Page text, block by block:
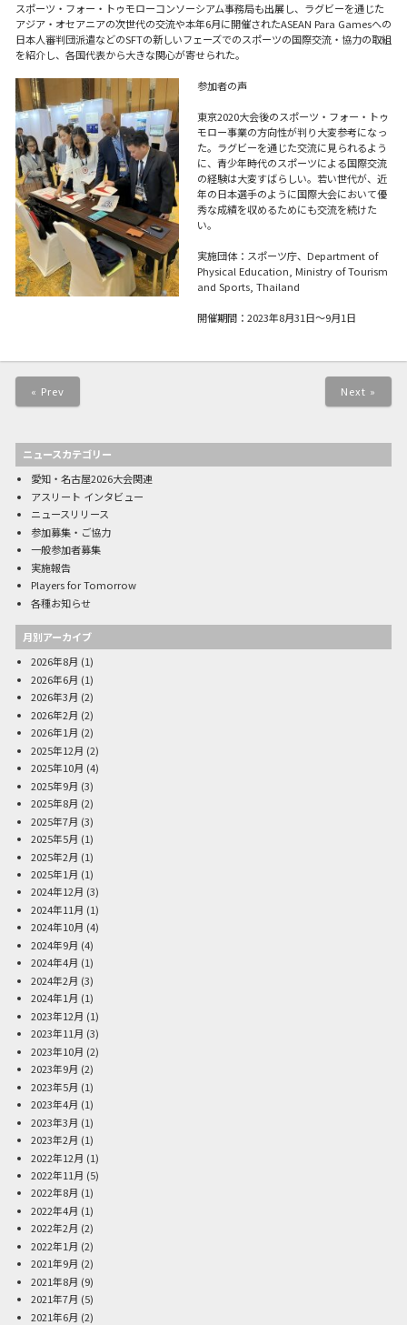
スポーツ・フォー・トゥモローコンソーシアム事務局も出展し、ラグビーを通じた
アジア・オセアニアの次世代の交流や本年6月に開催されたASEAN Para Gamesへの
日本人審判団派遣などのSFTの新しいフェーズでのスポーツの国際交流・協力の取組
を紹介し、各国代表から大きな関心が寄せられた。
参加者の声
東京2020大会後のスポーツ・フォー・トゥ
モロー事業の方向性が判り大変参考になっ
た。ラグビーを通じた交流に見られるよう
に、青少年時代のスポーツによる国際交流
の経験は大変すばらしい。若い世代が、近
年の日本選手のように国際大会において優
秀な成績を収めるためにも交流を続けた
い。
実施団体：スポーツ庁、Department of
Physical Education, Ministry of Tourism
and Sports, Thailand
開催期間：2023年8月31日～9月1日
« Prev Next »
ニュースカテゴリー
愛知・名古屋2026大会関連
アスリート インタビュー
ニュースリリース
参加募集・ご協力
一般参加者募集
実施報告
Players for Tomorrow
各種お知らせ
月別アーカイブ
2026年8月 (1)
2026年6月 (1)
2026年3月 (2)
2026年2月 (2)
2026年1月 (2)
2025年12月 (2)
2025年10月 (4)
2025年9月 (3)
2025年8月 (2)
2025年7月 (3)
2025年5月 (1)
2025年2月 (1)
2025年1月 (1)
2024年12月 (3)
2024年11月 (1)
2024年10月 (4)
2024年9月 (4)
2024年4月 (1)
2024年2月 (3)
2024年1月 (1)
2023年12月 (1)
2023年11月 (3)
2023年10月 (2)
2023年9月 (2)
2023年5月 (1)
2023年4月 (1)
2023年3月 (1)
2023年2月 (1)
2022年12月 (1)
2022年11月 (5)
2022年8月 (1)
2022年4月 (1)
2022年2月 (2)
2022年1月 (2)
2021年9月 (2)
2021年8月 (9)
2021年7月 (5)
2021年6月 (2)